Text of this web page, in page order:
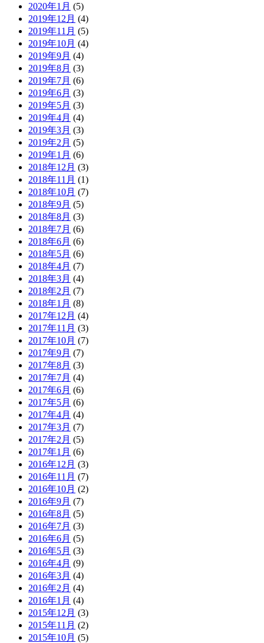
2020年1月 (5)
2019年12月 (4)
2019年11月 (5)
2019年10月 (4)
2019年9月 (4)
2019年8月 (3)
2019年7月 (6)
2019年6月 (3)
2019年5月 (3)
2019年4月 (4)
2019年3月 (3)
2019年2月 (5)
2019年1月 (6)
2018年12月 (3)
2018年11月 (1)
2018年10月 (7)
2018年9月 (5)
2018年8月 (3)
2018年7月 (6)
2018年6月 (6)
2018年5月 (6)
2018年4月 (7)
2018年3月 (4)
2018年2月 (7)
2018年1月 (8)
2017年12月 (4)
2017年11月 (3)
2017年10月 (7)
2017年9月 (7)
2017年8月 (3)
2017年7月 (4)
2017年6月 (6)
2017年5月 (6)
2017年4月 (4)
2017年3月 (7)
2017年2月 (5)
2017年1月 (6)
2016年12月 (3)
2016年11月 (7)
2016年10月 (2)
2016年9月 (7)
2016年8月 (5)
2016年7月 (3)
2016年6月 (5)
2016年5月 (3)
2016年4月 (9)
2016年3月 (4)
2016年2月 (4)
2016年1月 (4)
2015年12月 (3)
2015年11月 (2)
2015年10月 (5)